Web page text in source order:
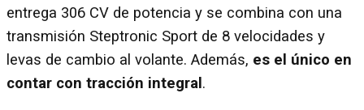
entrega 306 CV de potencia y se combina con una
transmisión Steptronic Sport de 8 velocidades y
levas de cambio al volante. Además, es el único en
contar con tracción integral .